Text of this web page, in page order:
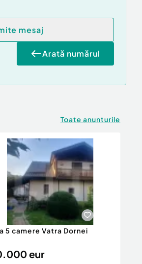
mesaj
Arată numărul
Toate anunturile
5 camere Vatra Dornei
eur